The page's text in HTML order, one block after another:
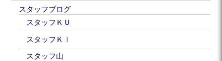
スタッフブログ
スタッフＫＵ
スタッフＫＩ
スタッフ山